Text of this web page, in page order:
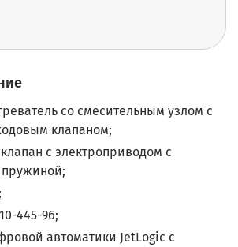
со смесительным узлом с
клапаном;
с электроприводом с
пружиной;
445-96;
автоматики JetLogic с